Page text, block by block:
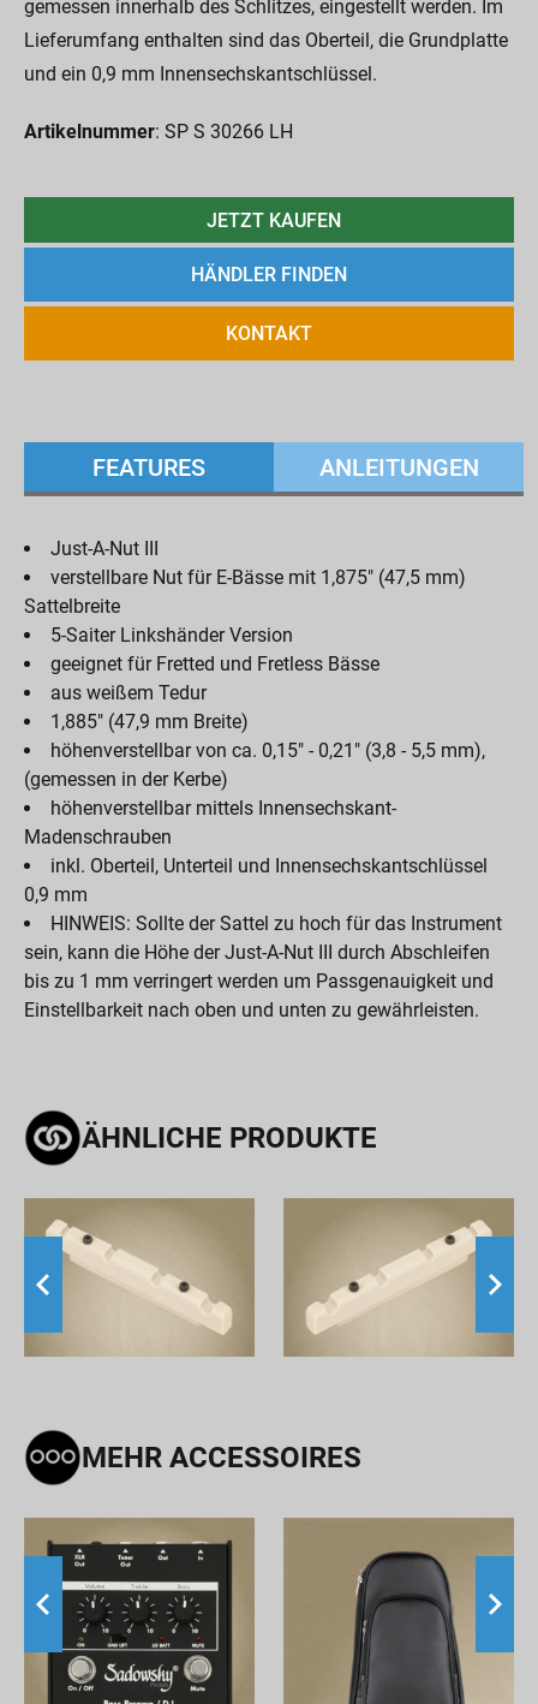
gemessen innerhalb des Schlitzes, eingestellt werden. Im
Lieferumfang enthalten sind das Oberteil, die Grundplatte
und ein 0,9 mm Innensechskantschlüssel.
Artikelnummer: SP S 30266 LH
JETZT KAUFEN
HÄNDLER FINDEN
KONTAKT
FEATURES ANLEITUNGEN
Just-A-Nut III
verstellbare Nut für E-Bässe mit 1,875" (47,5 mm)
Sattelbreite
5-Saiter Linkshänder Version
geeignet für Fretted und Fretless Bässe
aus weißem Tedur
1,885" (47,9 mm Breite)
höhenverstellbar von ca. 0,15" - 0,21" (3,8 - 5,5 mm),
(gemessen in der Kerbe)
höhenverstellbar mittels Innensechskant-
Madenschrauben
inkl. Oberteil, Unterteil und Innensechskantschlüssel
0,9 mm
HINWEIS: Sollte der Sattel zu hoch für das Instrument
sein, kann die Höhe der Just-A-Nut III durch Abschleifen
bis zu 1 mm verringert werden um Passgenauigkeit und
Einstellbarkeit nach oben und unten zu gewährleisten.
ÄHNLICHE PRODUKTE
MEHR ACCESSOIRES